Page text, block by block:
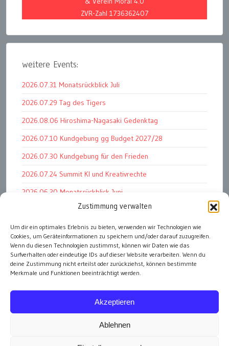
Zustimmung verwalten
Um dir ein optimales Erlebnis zu bieten, verwenden wir Technologien wie
Cookies, um Geräteinformationen zu speichern und/oder darauf zuzugreifen.
Wenn du diesen Technologien zustimmst, können wir Daten wie das
Surfverhalten oder eindeutige IDs auf dieser Website verarbeiten. Wenn du
deine Zustimmung nicht erteilst oder zurückziehst, können bestimmte
Merkmale und Funktionen beeinträchtigt werden.
Akzeptieren
Ablehnen
ZVR-Zahl 1736362407
weitere Events:
2026.07.31 Monatsrückblick Juli
2026.07.29 Tag des Tigers
2026.08.06 Hiroshima-Nagasaki Gedenktag
2026.07.10 Kundgebung gg Budget 2027/28
2026.07.30 Kundgebung für den Frieden
2026.07.24 Summit KI und Kreativrechte
2026.06.30 Monatsrückblick Juni
2026.07.11 Worauf es letztlich ankommt
2026.07.01 Markenwert Studie 2026
2026.07.07 Open Space im Weltmuseum
alle Events